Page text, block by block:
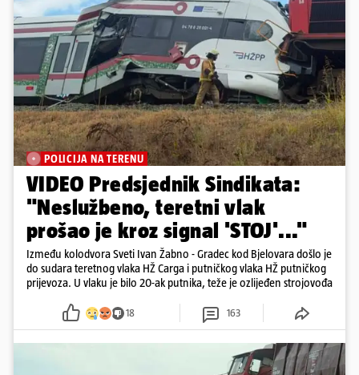
POLICIJA NA TERENU
VIDEO Predsjednik Sindikata:
"Neslužbeno, teretni vlak
prošao je kroz signal 'STOJ'..."
Između kolodvora Sveti Ivan Žabno - Gradec kod Bjelovara došlo je
do sudara teretnog vlaka HŽ Carga i putničkog vlaka HŽ putničkog
prijevoza. U vlaku je bilo 20-ak putnika, teže je ozlijeđen strojovođa
18 163